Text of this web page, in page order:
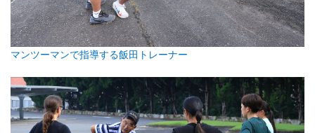
マンツーマンで指導する飯田トレーナー